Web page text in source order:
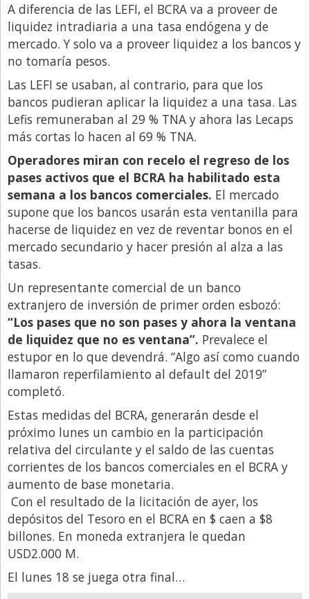
A diferencia de las LEFI, el BCRA va a proveer de
liquidez intradiaria a una tasa endógena y de
mercado. Y solo va a proveer liquidez a los bancos y
no tomaría pesos.
Las LEFI se usaban, al contrario, para que los
bancos pudieran aplicar la liquidez a una tasa. Las
Lefis remuneraban al 29 % TNA y ahora las Lecaps
más cortas lo hacen al 69 % TNA.
Operadores miran con recelo el regreso de los
pases activos que el BCRA ha habilitado esta
semana a los bancos comerciales. El mercado
supone que los bancos usarán esta ventanilla para
hacerse de liquidez en vez de reventar bonos en el
mercado secundario y hacer presión al alza a las
tasas.
Un representante comercial de un banco
extranjero de inversión de primer orden esbozó:
“Los pases que no son pases y ahora la ventana
de liquidez que no es ventana”. Prevalece el
estupor en lo que devendrá. “Algo así como cuando
llamaron reperfilamiento al default del 2019”
completó.
Estas medidas del BCRA, generarán desde el
próximo lunes un cambio en la participación
relativa del circulante y el saldo de las cuentas
corrientes de los bancos comerciales en el BCRA y
aumento de base monetaria.
Con el resultado de la licitación de ayer, los
depósitos del Tesoro en el BCRA en $ caen a $8
billones. En moneda extranjera le quedan
USD2.000 M.
El lunes 18 se juega otra final…